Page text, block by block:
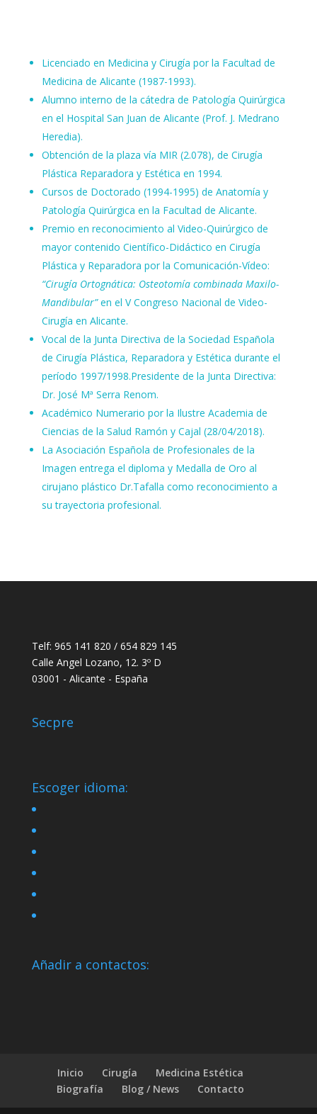
Licenciado en Medicina y Cirugía por la Facultad de
Medicina de Alicante (1987-1993).
Alumno interno de la cátedra de Patología Quirúrgica
en el Hospital San Juan de Alicante (Prof. J. Medrano
Heredia).
Obtención de la plaza vía MIR (2.078), de Cirugía
Plástica Reparadora y Estética en 1994.
Cursos de Doctorado (1994-1995) de Anatomía y
Patología Quirúrgica en la Facultad de Alicante.
Premio en reconocimiento al Video-Quirúrgico de
mayor contenido Científico-Didáctico en Cirugía
Plástica y Reparadora por la Comunicación-Vídeo:
“Cirugía Ortognática: Osteotomía combinada Maxilo-
Mandibular”en el V Congreso Nacional de Video-
Cirugía en Alicante.
Vocal de la Junta Directiva de la Sociedad Española
de Cirugía Plástica, Reparadora y Estética durante el
período 1997/1998.Presidente de la Junta Directiva:
Dr. José Mª Serra Renom.
Académico Numerario por la Ilustre Academia de
Ciencias de la Salud Ramón y Cajal (28/04/2018).
La Asociación Española de Profesionales de la
Imagen entrega el diploma y Medalla de Oro al
cirujano plástico Dr.Tafalla como reconocimiento a
su trayectoria profesional.
Telf: 965 141 820 / 654 829 145
Calle Angel Lozano, 12. 3º D
03001 - Alicante - España
Secpre
Escoger idioma:
Añadir a contactos:
Inicio Cirugía
Medicina Estética
Biografía
Blog / News Contacto